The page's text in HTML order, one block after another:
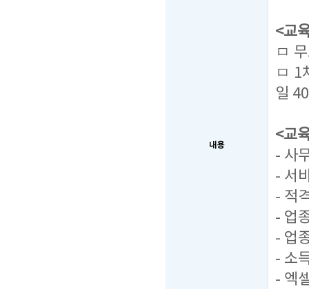
내용
<교
ㅁ
ㅁ 1
일
<교
- 사
- 서
- 적
- 업
- 업
- 소
- 엑